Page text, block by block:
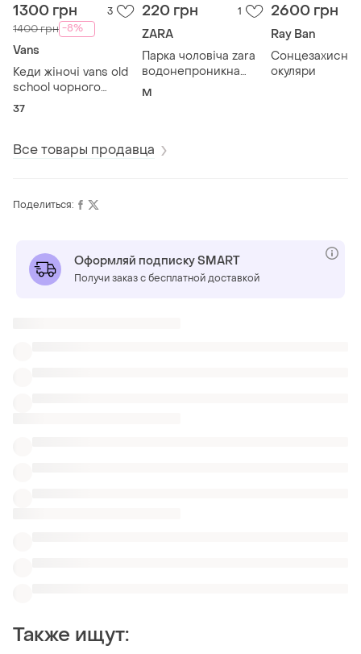
1300 грн 3
1400 грн -8%
Vans
Кеди жіночі vans old
school чорного
кольору з лео принт,
замша зовні
37
220 грн 1
ZARA
Парка чоловіча zara
водонепроникна
розмір м
M
2600 грн
Ray Ban
Сонцезахисні
окуляри
Все товары продавца
Поделиться:
Оформляй подписку SMART
Получи заказ с бесплатной доставкой